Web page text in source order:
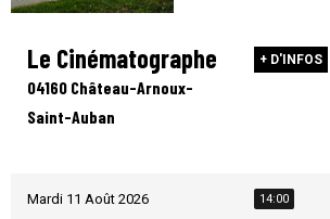
Le Cinématographe
04160 Château-Arnoux-
Saint-Auban
+ D'INFOS
Mardi 11 Août 2026 14:00